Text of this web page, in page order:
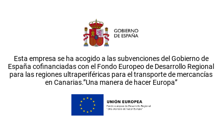
Esta empresa se ha acogido a las subvenciones del Gobierno de
España cofinanciadas con el Fondo Europeo de Desarrollo Regional
para las regiones ultraperiféricas para el transporte de mercancías
en Canarias.”Una manera de hacer Europa”